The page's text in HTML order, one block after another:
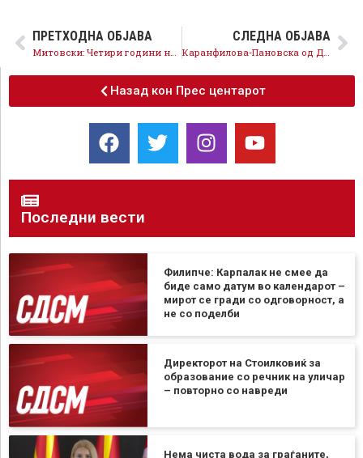
ПРЕТХОДНА ОБЈАВА СЛЕДНА ОБЈАВА
Каранфиловa-Пановска од Дебар: На 19 октомври да се обединиме за Македонија да го фати вистинскиот правец
Назад кон Прес центарот
Последни вести
Филипче: Карпалак не смее да
биде само датум во календарот –
мирот се гради со одговорност, а
не со поделби
Директорот на Стоилковиќ за
образование со речник на уличар
– повторно со навреди
Нема чиста вода за граѓаните,